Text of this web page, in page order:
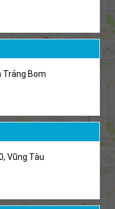
Trảng Bom
Vũng Tàu